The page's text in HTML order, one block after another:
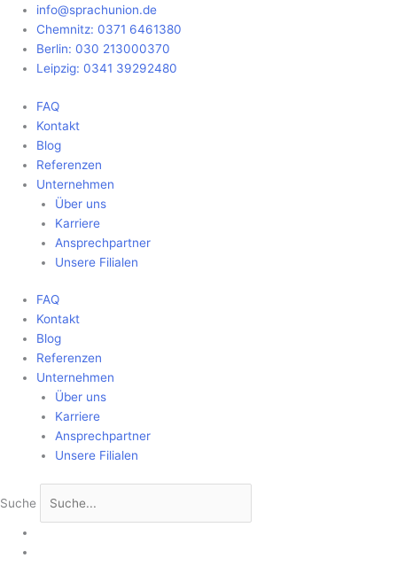
Zum
Inhalt
springen
info@sprachunion.de
Chemnitz: 0371 6461380
Berlin: 030 213000370
Leipzig: 0341 39292480
FAQ
Kontakt
Blog
Referenzen
Unternehmen
Über uns
Karriere
Ansprechpartner
Unsere Filialen
FAQ
Kontakt
Blog
Referenzen
Unternehmen
Über uns
Karriere
Ansprechpartner
Unsere Filialen
Suche
Main
Menu